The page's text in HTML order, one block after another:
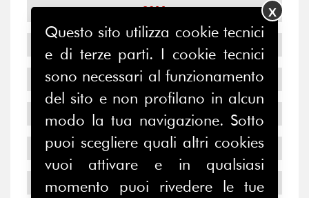
2011
2009
2008
2007
2006
Questo sito utilizza cookie tecnici
e di terze parti. I cookie tecnici
sono necessari al funzionamento
del sito e non profilano in alcun
modo la tua navigazione. Sotto
puoi scegliere quali altri cookies
vuoi attivare e in qualsiasi
momento puoi rivedere le tue
X